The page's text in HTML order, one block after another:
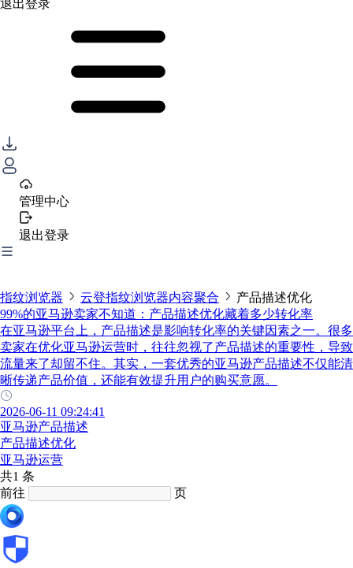
退出登录
管理中心
退出登录
指纹浏览器 云登指纹浏览器内容聚合
产品描述优化
99%的亚马逊卖家不知道：产品描述优化藏着多少转化率
在亚马逊平台上，产品描述是影响转化率的关键因素之一。很多
卖家在优化亚马逊运营时，往往忽视了产品描述的重要性，导致
流量来了却留不住。其实，一套优秀的亚马逊产品描述不仅能清
晰传递产品价值，还能有效提升用户的购买意愿。
2026-06-11 09:24:41
亚马逊产品描述
产品描述优化
亚马逊运营
共1 条
前往
页